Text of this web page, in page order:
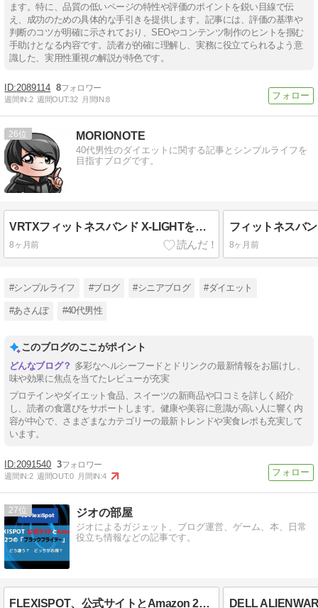
ます。特に、品質の低いページの特性や評価のポイントを鋭い目線で伝
え、成功のための具体的な手引きを提供します。記事には、評価の基準や
判断のコツが明確に示されており、SEOやコンテンツ制作のヒントを掴む
手助けとなる内容です。読者が的確に理解し、実務に役立てられるよう意
識した、実用性重視の解説が特色です。
2089114 8
週間IN:2 週間OUT:32 月間IN:8
26 MORIONOTE
40代男性のダイエットに関する記事とシンプルライフを
目指すブログです。
VRTXフィットネスバンド X-LIGHTを徹底レビュー｜初心者・女性のダイエットに最適な理由
8ヶ月前 8ヶ月前
#シンプルライフ #ブログ #シニアブログ #ダイエット
#あさんぽ #40代男性
このブログのここがポイント
多彩なヘルシーフードとドリンクの最新情報をお届けし、
味や効果に焦点を当てたレビューが充実
プロテインやダイエット食品、スイーツの新商品や口コミを詳しく紹介
し、読者の食選びをサポートします。健康や美容に意識が高い人に響く内
容が中心で、さまざまなカテゴリーの最新トレンドや実食レポも充実して
います。
2091540 3
週間IN:2 週間OUT:0 月間IN:4
27 ジオの部屋
ジオによるガジェット、ブログ運営、ゲーム、本、日常
役立ち情報などの記事です。
FLEXISPOT、公式サイトとAmazon 2つの「ブラックフライデー」｜違いは？ どっちがお得？ DELL